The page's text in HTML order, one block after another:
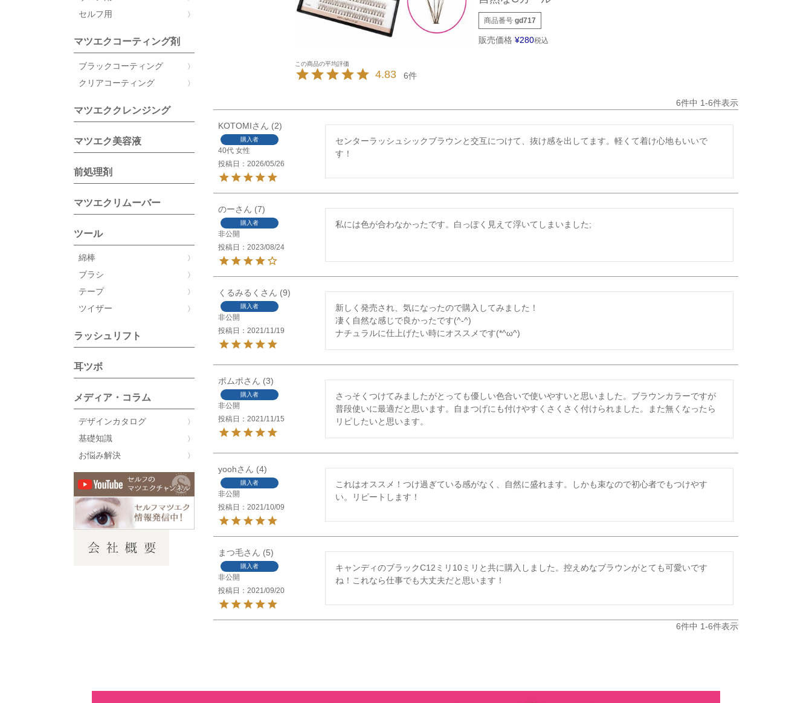
セルフ用
マツエクコーティング剤
ブラックコーティング
クリアコーティング
マツエククレンジング
マツエク美容液
前処理剤
マツエクリムーバー
ツール
綿棒
ブラシ
テープ
ツイザー
ラッシュリフト
耳ツボ
メディア・コラム
デザインカタログ
基礎知識
お悩み解決
商品番号 gd717
販売価格 ¥280税込
4.83 6
6件中 1-6件表示
KOTOMI 2
購入者
40代 女性
投稿日
2026/05/26
センターラッシュシックブラウンと交互につけて、抜け感を出してます。軽くて着け心地もいいで
す！
のー 7
購入者
非公開
投稿日
2023/08/24
私には色が合わなかったです。白っぽく見えて浮いてしまいました;
くるみるく 9
購入者
非公開
投稿日
2021/11/19
新しく発売され、気になったので購入してみました！
凄く自然な感じで良かったです(^-^)
ナチュラルに仕上げたい時にオススメです(*^ω^)
ポムポ 3
購入者
非公開
投稿日
2021/11/15
さっそくつけてみましたがとっても優しい色合いで使いやすいと思いました。ブラウンカラーですが
普段使いに最適だと思います。自まつげにも付けやすくさくさく付けられました。また無くなったら
リピしたいと思います。
yooh 4
購入者
非公開
投稿日
2021/10/09
これはオススメ！つけ過ぎている感がなく、自然に盛れます。しかも束なので初心者でもつけやす
い。リピートします！
まつ毛 5
購入者
非公開
投稿日
2021/09/20
キャンディのブラックC12ミリ10ミリと共に購入しました。控えめなブラウンがとても可愛いです
ね！これなら仕事でも大丈夫だと思います！
6件中 1-6件表示